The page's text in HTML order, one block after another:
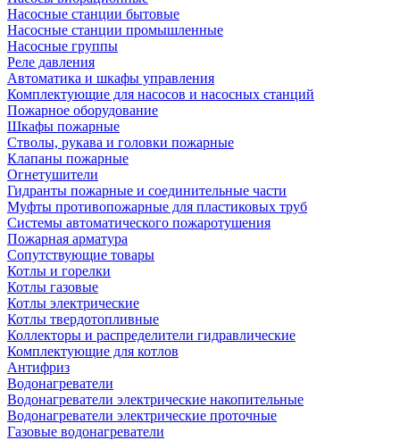
Насосные станции бытовые
Насосные станции промышленные
Насосные группы
Реле давления
Автоматика и шкафы управления
Комплектующие для насосов и насосных станций
Пожарное оборудование
Шкафы пожарные
Стволы, рукава и головки пожарные
Клапаны пожарные
Огнетушители
Гидранты пожарные и соединительные части
Муфты противопожарные для пластиковых труб
Системы автоматического пожаротушения
Пожарная арматура
Сопутствующие товары
Котлы и горелки
Котлы газовые
Котлы электрические
Котлы твердотопливные
Коллекторы и распределители гидравлические
Комплектующие для котлов
Антифриз
Водонагреватели
Водонагреватели электрические накопительные
Водонагреватели электрические проточные
Газовые водонагреватели